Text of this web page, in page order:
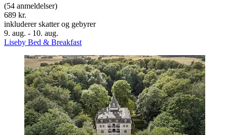
(54 anmeldelser)
689 kr.
inkluderer skatter og gebyrer
9. aug. - 10. aug.
Liseby Bed & Breakfast